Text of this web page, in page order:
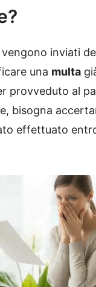
inviati
una multa
provveduto al
bisogna
effettuato